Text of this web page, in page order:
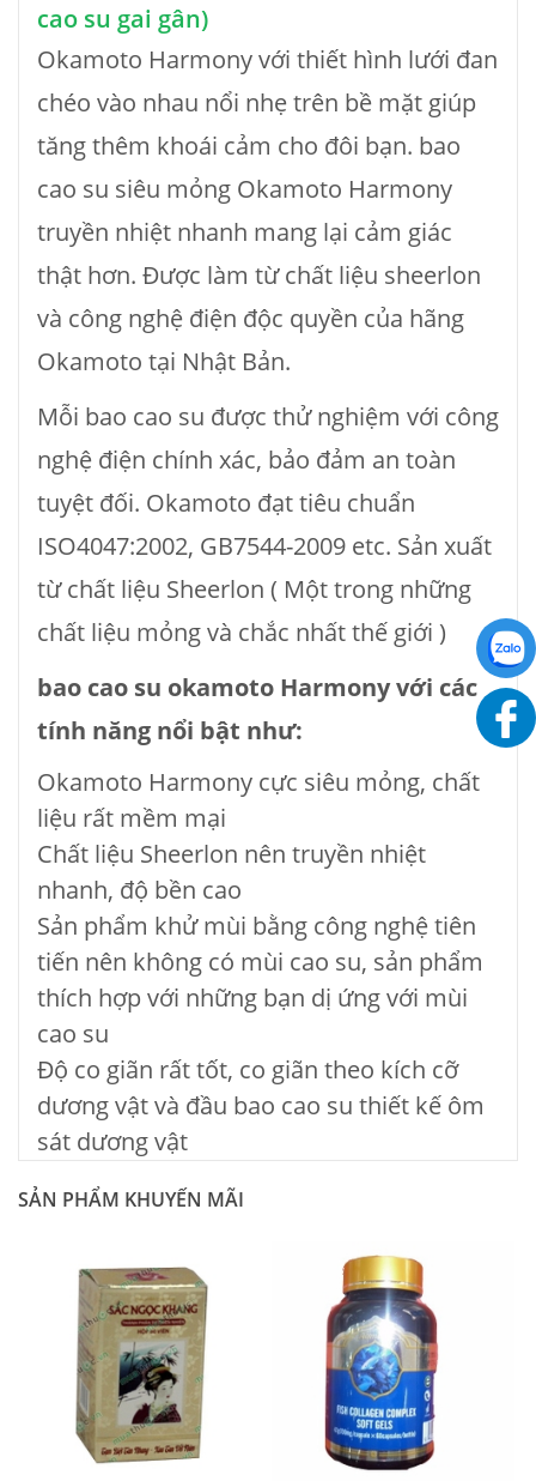
cao su gai gân)
Okamoto Harmony với thiết hình lưới đan
chéo vào nhau nổi nhẹ trên bề mặt giúp
tăng thêm khoái cảm cho đôi bạn. bao
cao su siêu mỏng Okamoto Harmony
truyền nhiệt nhanh mang lại cảm giác
thật hơn. Được làm từ chất liệu sheerlon
và công nghệ điện độc quyền của hãng
Okamoto tại Nhật Bản.
Mỗi bao cao su được thử nghiệm với công
nghệ điện chính xác, bảo đảm an toàn
tuyệt đối. Okamoto đạt tiêu chuẩn
ISO4047:2002, GB7544-2009 etc. Sản xuất
từ chất liệu Sheerlon ( Một trong những
chất liệu mỏng và chắc nhất thế giới )
bao cao su okamoto Harmony với các
tính năng nổi bật như:
Okamoto Harmony cực siêu mỏng, chất
liệu rất mềm mại
Chất liệu Sheerlon nên truyền nhiệt
nhanh, độ bền cao
Sản phẩm khử mùi bằng công nghệ tiên
tiến nên không có mùi cao su, sản phẩm
thích hợp với những bạn dị ứng với mùi
cao su
Độ co giãn rất tốt, co giãn theo kích cỡ
dương vật và đầu bao cao su thiết kế ôm
sát dương vật
SẢN PHẨM KHUYẾN MÃI